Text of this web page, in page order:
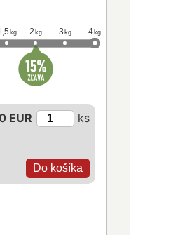
kg 2 kg 3 kg 4 kg
EUR ks